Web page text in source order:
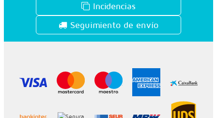
Incidencias
Seguimiento de envío